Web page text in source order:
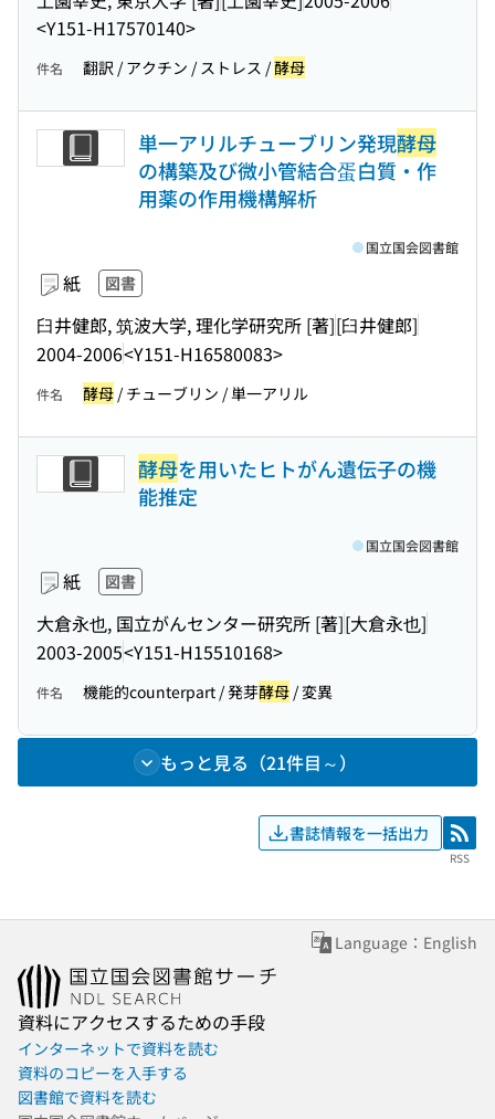
<Y151-H17570140>
件名 翻訳 / アクチン / ストレス /酵母
単一アリルチューブリン発現酵母
の構築及び微小管結合蛋白質・作
用薬の作用機構解析
紙 図書
臼井健郎, 筑波大学, 理化学研究所 [著][臼井健郎]
2004-2006<Y151-H16580083>
国立国会図書館
件名 酵母 / チューブリン / 単一アリル
酵母を用いたヒトがん遺伝子の機
能推定
紙 図書
大倉永也, 国立がんセンター研究所 [著][大倉永也]
2003-2005<Y151-H15510168>
国立国会図書館
件名 機能的counterpart / 発芽酵母 / 変異
もっと見る（21件目～）
書誌情報を一括出力 RSS
RSS
Language：English
資料にアクセスするための手段
インターネットで資料を読む
資料のコピーを入手する
図書館で資料を読む